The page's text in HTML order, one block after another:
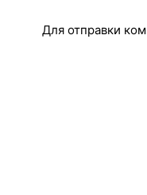
Для отправки